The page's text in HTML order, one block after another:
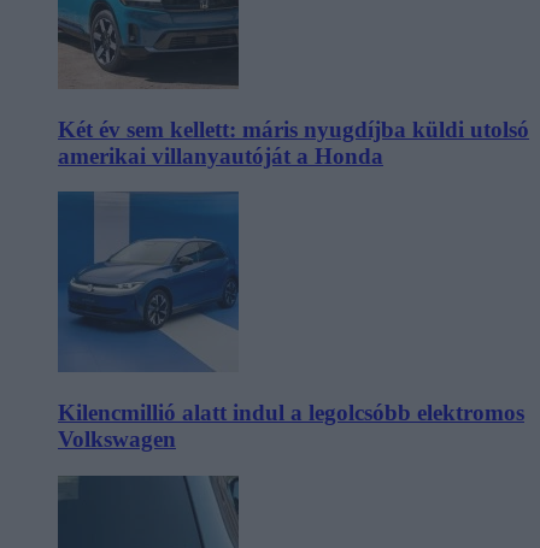
Két év sem kellett: máris nyugdíjba küldi utolsó
amerikai villanyautóját a Honda
Kilencmillió alatt indul a legolcsóbb elektromos
Volkswagen